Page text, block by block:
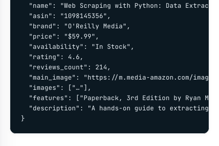
"name": "Web Scraping with Python: Data
  "asin": "1098145356",
  "brand": "O'Reilly Media",
  "price": "$59.99",
  "availability": "In Stock",
  "rating": 4.6,
  "reviews_count": 214,
"main_image": "https://m.media-amazon.com/
  "images": ["…"],
"features": ["Paperback, 3rd Edition by Ryan
"description": "A hands-on guide to extracting
}